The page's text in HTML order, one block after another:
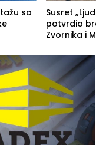
sa
Susret
potvrdio
Zvornika i